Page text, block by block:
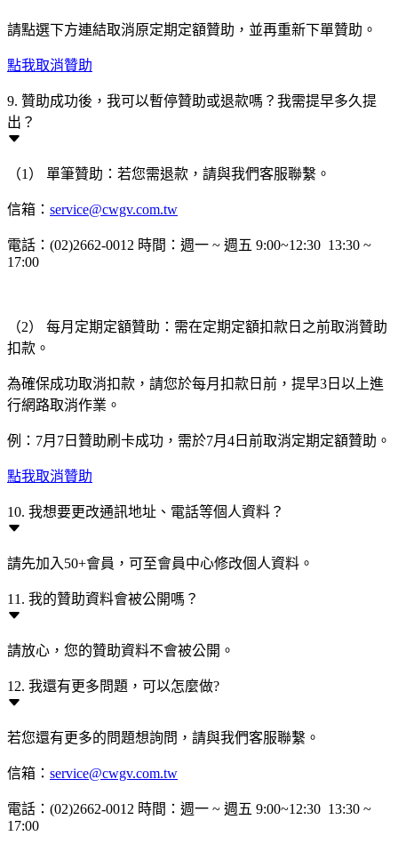
請點選下方連結取消原定期定額贊助，並再重新下單贊助。
點我取消贊助
9. 贊助成功後，我可以暫停贊助或退款嗎？我需提早多久提
出？
（1） 單筆贊助：若您需退款，請與我們客服聯繫。
信箱： service@cwgv.com.tw
電話：(02)2662-0012 時間：週一 ~ 週五 9:00~12:30 13:30 ~
17:00
（2） 每月定期定額贊助：需在定期定額扣款日之前取消贊助
扣款。
為確保成功取消扣款，請您於每月扣款日前，提早3日以上進
行網路取消作業。
例：7月7日贊助刷卡成功，需於7月4日前取消定期定額贊助。
點我取消贊助
10. 我想要更改通訊地址、電話等個人資料？
請先加入50+會員，可至會員中心修改個人資料。
11. 我的贊助資料會被公開嗎？
請放心，您的贊助資料不會被公開。
12. 我還有更多問題，可以怎麼做?
若您還有更多的問題想詢問，請與我們客服聯繫。
信箱： service@cwgv.com.tw
電話：(02)2662-0012 時間：週一 ~ 週五 9:00~12:30 13:30 ~
17:00